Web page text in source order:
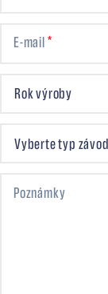
E-mail
Rok výroby
Vyberte typ
Poznámky